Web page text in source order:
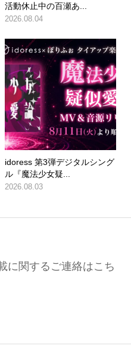
活動休止中の百瀬あ...
2026.08.04
idoress 第3弾デジタルシング
ル『魔法少女疑...
2026.08.03
に関するご連絡はこち